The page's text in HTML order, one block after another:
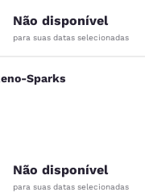
Não disponível
para suas datas selecionadas
Sparks
Sparks
Razoável. 1473 avaliações
Não disponível
para suas datas selecionadas